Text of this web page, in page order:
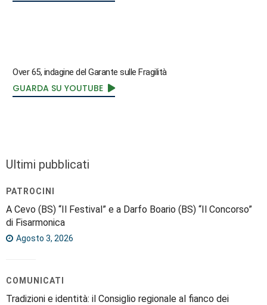
Over 65, indagine del Garante sulle Fragilità
GUARDA SU YOUTUBE
Ultimi pubblicati
PATROCINI
A Cevo (BS) “Il Festival” e a Darfo Boario (BS) “Il Concorso”
di Fisarmonica
Agosto 3, 2026
COMUNICATI
Tradizioni e identità: il Consiglio regionale al fianco dei